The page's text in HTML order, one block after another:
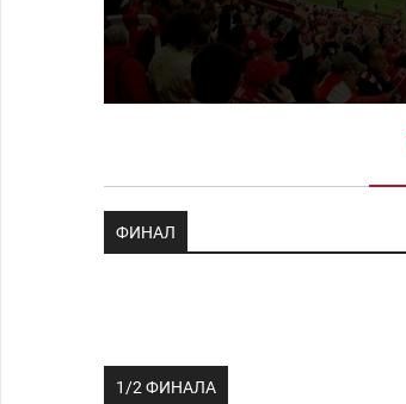
ФИНАЛ
1/2 ФИНАЛА